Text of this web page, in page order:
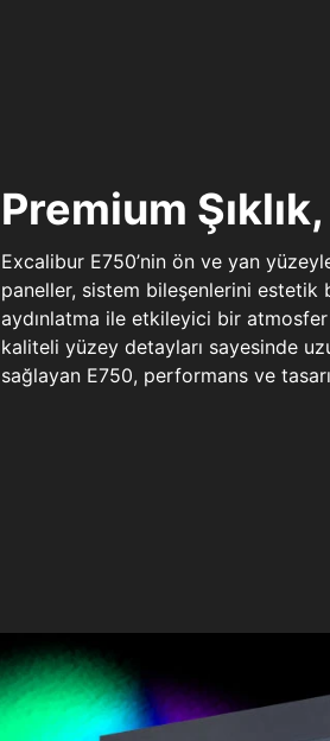
Premium
Excalibur E750’nin ön ve yan
paneller, sistem bileşenlerini estetik
aydınlatma ile etkileyici bir atmosfer
kaliteli yüzey detayları sayesinde
sağlayan E750, performans ve